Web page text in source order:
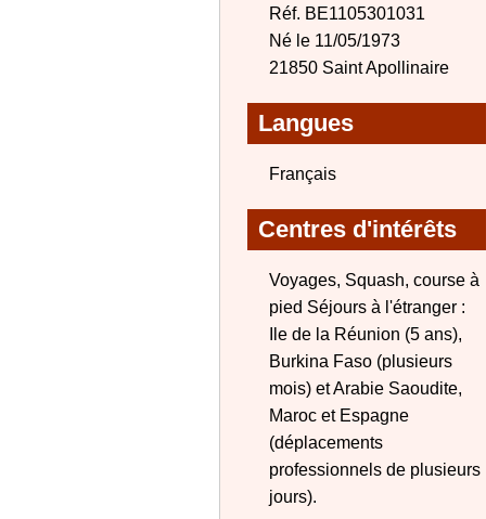
Réf. BE1105301031
Né le 11/05/1973
21850 Saint Apollinaire
Langues
Français
Centres d'intérêts
Voyages, Squash, course à
pied Séjours à l'étranger :
Ile de la Réunion (5 ans),
Burkina Faso (plusieurs
mois) et Arabie Saoudite,
Maroc et Espagne
(déplacements
professionnels de plusieurs
jours).